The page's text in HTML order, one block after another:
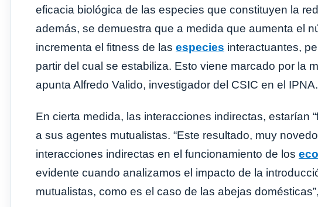
eficacia biológica de las especies que constituyen la
además, se demuestra que a medida que aumenta el
incrementa el fitness de las especies interactuantes,
partir del cual se estabiliza. Esto viene marcado por la
apunta Alfredo Valido, investigador del CSIC en el IPNA.
En cierta medida, las interacciones indirectas, estarían
a sus agentes mutualistas. “Este resultado, muy
interacciones indirectas en el funcionamiento de los
evidente cuando analizamos el impacto de la
mutualistas, como es el caso de las abejas